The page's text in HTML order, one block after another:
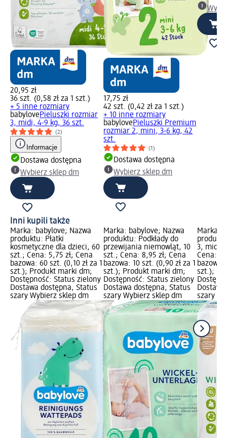
20,95 zł
36 szt. (0,58 zł za 1 szt.)
+ 5 inne rozmiary
babylovePieluszki rozmiar
3, midi, 4-9 kg, 36 szt.
(2)
Informacje
Dostawa dostępna
Wybierz sklep dm
17,75 zł
42 szt. (0,42 zł za 1 szt.)
+ 10 inne rozmiary
babylovePieluszki Premium
rozmiar 2, mini, 3-6 kg, 42
szt.
(1)
Dostawa dostępna
Wybierz sklep dm
Inni kupili także
Marka: babylove; Nazwa
produktu: Płatki
kosmetyczne dla dzieci, 60
szt.; Cena: 5,75 zł; Cena
bazowa: 60 szt. (0,10 zł za 1
szt.); Produkt marki dm;
Dostępność: Status zielony
Dostawa dostępna, Status
szary Wybierz sklep dm
Marka: babylove; Nazwa
produktu: Podkłady do
przewijania niemowląt, 10
szt.; Cena: 8,95 zł; Cena
bazowa: 10 szt. (0,90 zł za 1
szt.); Produkt marki dm;
Dostępność: Status zielony
Dostawa dostępna, Status
szary Wybierz sklep dm
Marka:
3, midi,
Cena:
bazowa:
szt.);
szary